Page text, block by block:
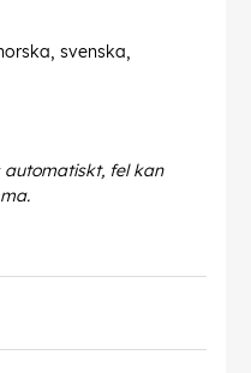
svenska,
fel kan